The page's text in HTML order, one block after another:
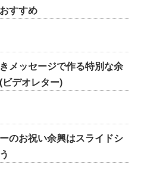
すすめ
メッセージで作る特別な余
デオレター)
のお祝い余興はスライドシ